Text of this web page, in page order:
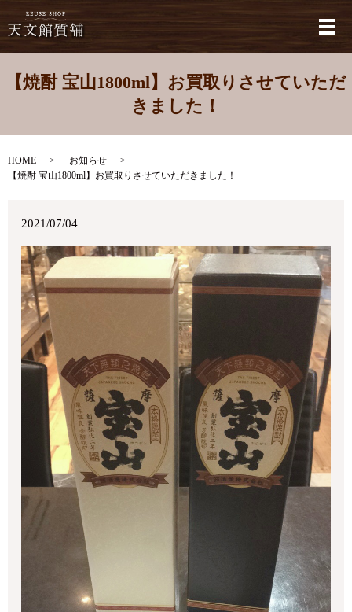
メ
【焼酎 宝山1800ml】お買取りさせていただ
きました！
HOME
お知らせ
【焼酎 宝山1800ml】お買取りさせていただきました！
2021/07/04